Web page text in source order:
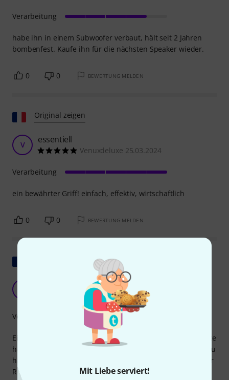
Mit Liebe serviert!
habe ihn in einem Subwoofer verbaut, hält seit 2 Jahren
bombenfest. Kaufe ihn für die nächsten Speaker wieder.
Verarbeitung
0 0 BEWERTUNG MELDEN
Original zeigen
V essentiell
Venuxdeluxe 25.03.2024
ein bewährter Griff! einfach, effektiv, wirtschaftlich
Verarbeitung
0 0 BEWERTUNG MELDEN
Babaa 05.09.2024
Eine weitere großartige Verbesserung von Neutrik. Die Stifte
haben endlich die richtige Größe, um die Buchsen sicher zu
halten! Kein Nähen mehr nötig, und alles lässt sich jetzt für
Reparaturen problemlos wieder auseinandernehmen.
Verarbeitung